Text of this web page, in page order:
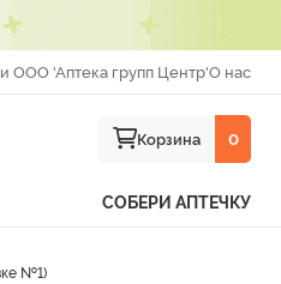
ООО 'Аптека групп Центр'О нас
Корзина 0
СОБЕРИ АПТЕЧКУ
№1)